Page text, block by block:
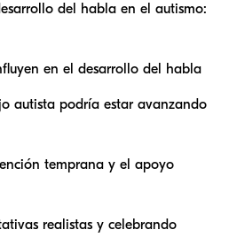
del habla en el autismo:
en el desarrollo del habla
autista podría estar avanzando
temprana y el apoyo
realistas y celebrando